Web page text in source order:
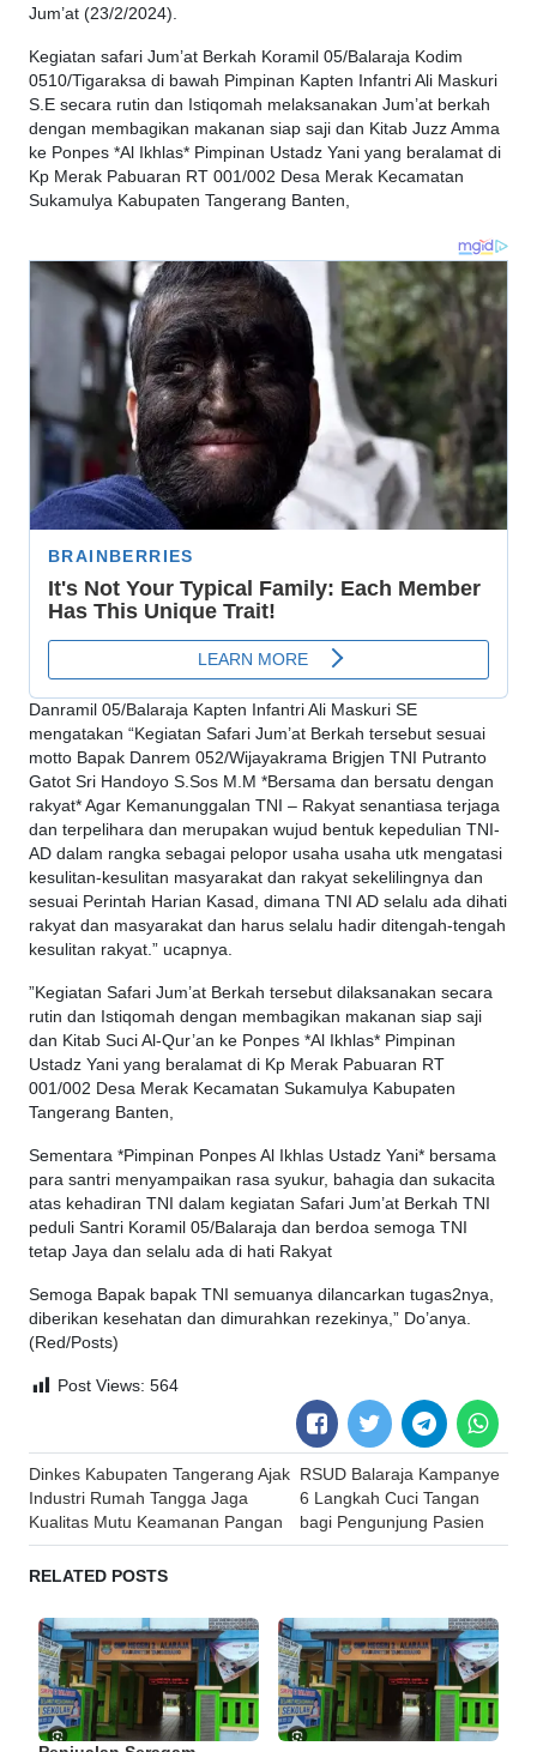
Jum’at (23/2/2024).
Kegiatan safari Jum’at Berkah Koramil 05/Balaraja Kodim
0510/Tigaraksa di bawah Pimpinan Kapten Infantri Ali Maskuri
S.E secara rutin dan Istiqomah melaksanakan Jum’at berkah
dengan membagikan makanan siap saji dan Kitab Juzz Amma
ke Ponpes *Al Ikhlas* Pimpinan Ustadz Yani yang beralamat di
Kp Merak Pabuaran RT 001/002 Desa Merak Kecamatan
Sukamulya Kabupaten Tangerang Banten,
Danramil 05/Balaraja Kapten Infantri Ali Maskuri SE
mengatakan “Kegiatan Safari Jum’at Berkah tersebut sesuai
motto Bapak Danrem 052/Wijayakrama Brigjen TNI Putranto
Gatot Sri Handoyo S.Sos M.M *Bersama dan bersatu dengan
rakyat* Agar Kemanunggalan TNI – Rakyat senantiasa terjaga
dan terpelihara dan merupakan wujud bentuk kepedulian TNI-
AD dalam rangka sebagai pelopor usaha usaha utk mengatasi
kesulitan-kesulitan masyarakat dan rakyat sekelilingnya dan
sesuai Perintah Harian Kasad, dimana TNI AD selalu ada dihati
rakyat dan masyarakat dan harus selalu hadir ditengah-tengah
kesulitan rakyat.” ucapnya.
”Kegiatan Safari Jum’at Berkah tersebut dilaksanakan secara
rutin dan Istiqomah dengan membagikan makanan siap saji
dan Kitab Suci Al-Qur’an ke Ponpes *Al Ikhlas* Pimpinan
Ustadz Yani yang beralamat di Kp Merak Pabuaran RT
001/002 Desa Merak Kecamatan Sukamulya Kabupaten
Tangerang Banten,
Sementara *Pimpinan Ponpes Al Ikhlas Ustadz Yani* bersama
para santri menyampaikan rasa syukur, bahagia dan sukacita
atas kehadiran TNI dalam kegiatan Safari Jum’at Berkah TNI
peduli Santri Koramil 05/Balaraja dan berdoa semoga TNI
tetap Jaya dan selalu ada di hati Rakyat
Semoga Bapak bapak TNI semuanya dilancarkan tugas2nya,
diberikan kesehatan dan dimurahkan rezekinya,” Do’anya.
(Red/Posts)
Post Views: 564
Post
navigation
Dinkes Kabupaten Tangerang Ajak
Industri Rumah Tangga Jaga
Kualitas Mutu Keamanan Pangan
RSUD Balaraja Kampanye
6 Langkah Cuci Tangan
bagi Pengunjung Pasien
RELATED POSTS